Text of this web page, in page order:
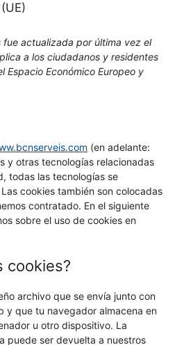
actualizada por última vez el
a los ciudadanos y residentes
Espacio Económico Europeo y
(en adelante:
y otras tecnologías relacionadas
todas las tecnologías se
cookies también son colocadas
contratado. En el siguiente
sobre el uso de cookies en
cookies?
archivo que se envía junto con
y que tu navegador almacena en
u otro dispositivo. La
puede ser devuelta a nuestros